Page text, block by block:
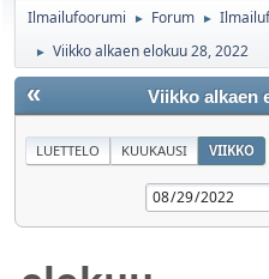
Ilmailufoorumi ► Forum ►
► Viikko alkaen elokuu 28, 2022
« Viikko alkaen
LUETTELO KUUKAUSI VIIKKO